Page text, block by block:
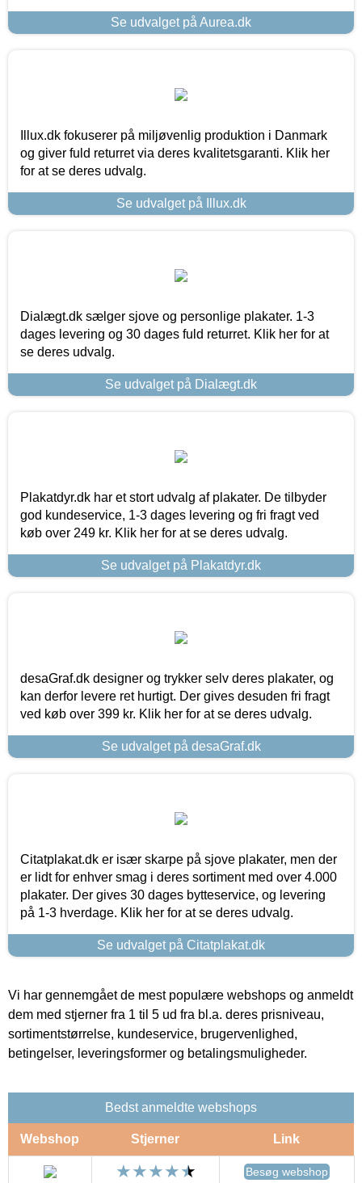
Se udvalget på Aurea.dk
Illux.dk fokuserer på miljøvenlig produktion i Danmark
og giver fuld returret via deres kvalitetsgaranti. Klik her
for at se deres udvalg.
Se udvalget på Illux.dk
Dialægt.dk sælger sjove og personlige plakater. 1-3
dages levering og 30 dages fuld returret. Klik her for at
se deres udvalg.
Se udvalget på Dialægt.dk
Plakatdyr.dk har et stort udvalg af plakater. De tilbyder
god kundeservice, 1-3 dages levering og fri fragt ved
køb over 249 kr. Klik her for at se deres udvalg.
Se udvalget på Plakatdyr.dk
desaGraf.dk designer og trykker selv deres plakater, og
kan derfor levere ret hurtigt. Der gives desuden fri fragt
ved køb over 399 kr. Klik her for at se deres udvalg.
Se udvalget på desaGraf.dk
Citatplakat.dk er især skarpe på sjove plakater, men der
er lidt for enhver smag i deres sortiment med over 4.000
plakater. Der gives 30 dages bytteservice, og levering
på 1-3 hverdage. Klik her for at se deres udvalg.
Se udvalget på Citatplakat.dk
Vi har gennemgået de mest populære webshops og anmeldt
dem med stjerner fra 1 til 5 ud fra bl.a. deres prisniveau,
sortimentstørrelse, kundeservice, brugervenlighed,
betingelser, leveringsformer og betalingsmuligheder.
Bedst anmeldte webshops
Webshop Stjerner Link
Besøg webshop